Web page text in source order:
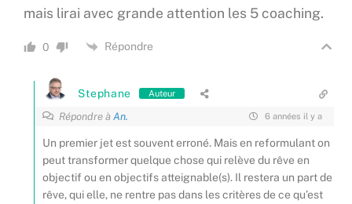
mais lirai avec grande attention les 5 coaching.
0 Répondre
Stephane Auteur
Répondre àAn. 6 années il y a
Un premier jet est souvent erroné. Mais en reformulant on
peut transformer quelque chose qui relève du rêve en
objectif ou en objectifs atteignable(s). Il restera un part de
rêve, qui elle, ne rentre pas dans les critères de ce qu’est